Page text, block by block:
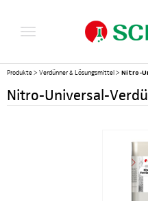
Produkte > Verdünner & Lösungsmittel > Nitro-
Nitro-Universal-